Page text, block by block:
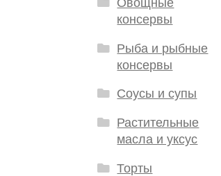
Овощные
консервы
Рыба и рыбные
консервы
Соусы и супы
Растительные
масла и уксус
Торты